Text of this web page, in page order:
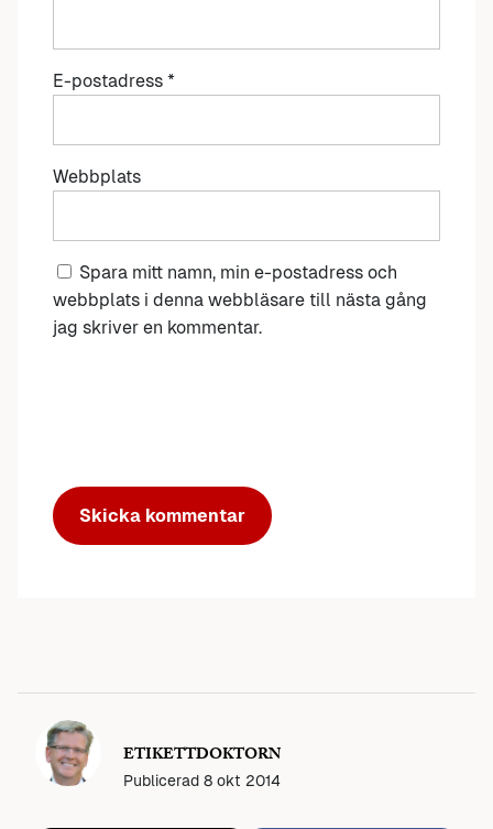
E-postadress *
Webbplats
Spara mitt namn, min e-postadress och
webbplats i denna webbläsare till nästa gång
jag skriver en kommentar.
ETIKETTDOKTORN
Publicerad 8 okt 2014